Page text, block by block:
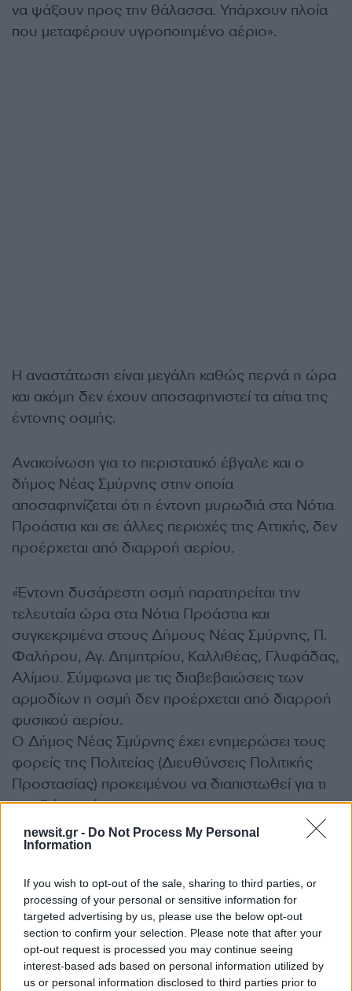
newsit.gr - Do Not Process My Personal
Information
If you wish to opt-out of the sale, sharing to third parties, or
processing of your personal or sensitive information for
targeted advertising by us, please use the below opt-out
section to confirm your selection. Please note that after your
opt-out request is processed you may continue seeing
interest-based ads based on personal information utilized by
us or personal information disclosed to third parties prior to
να ψάξουν προς την θάλασσα. Υπάρχουν πλοία
που μεταφέρουν υγροποιημένο αέριο».
Η αναστάτωση είναι μεγάλη καθώς περνά η ώρα
και ακόμη δεν έχουν αποσαφηνιστεί τα αίτια της
έντονης οσμής.
Ανακοίνωση για το περιστατικό έβγαλε και ο
δήμος Νέας Σμύρνης στην οποία
αποσαφηνίζεται ότι η έντονη μυρωδιά στα Νότια
Προάστια και σε άλλες περιοχές της Αττικής, δεν
προέρχεται από διαρροή αερίου.
«Έντονη δυσάρεστη οσμή παρατηρείται την
τελευταία ώρα στα Νότια Προάστια και
συγκεκριμένα στους Δήμους Νέας Σμύρνης, Π.
Φαλήρου, Αγ. Δημητρίου, Καλλιθέας, Γλυφάδας,
Αλίμου. Σύμφωνα με τις διαβεβαιώσεις των
αρμοδίων η οσμή δεν προέρχεται από διαρροή
φυσικού αερίου.
Ο Δήμος Νέας Σμύρνης έχει ενημερώσει τους
φορείς της Πολιτείας (Διευθύνσεις Πολιτικής
Προστασίας) προκειμένου να διαπιστωθεί για τι
ακριβώς πρόκειται.